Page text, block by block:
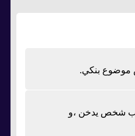
موضوع بنكي.
شخص يدخن ،و